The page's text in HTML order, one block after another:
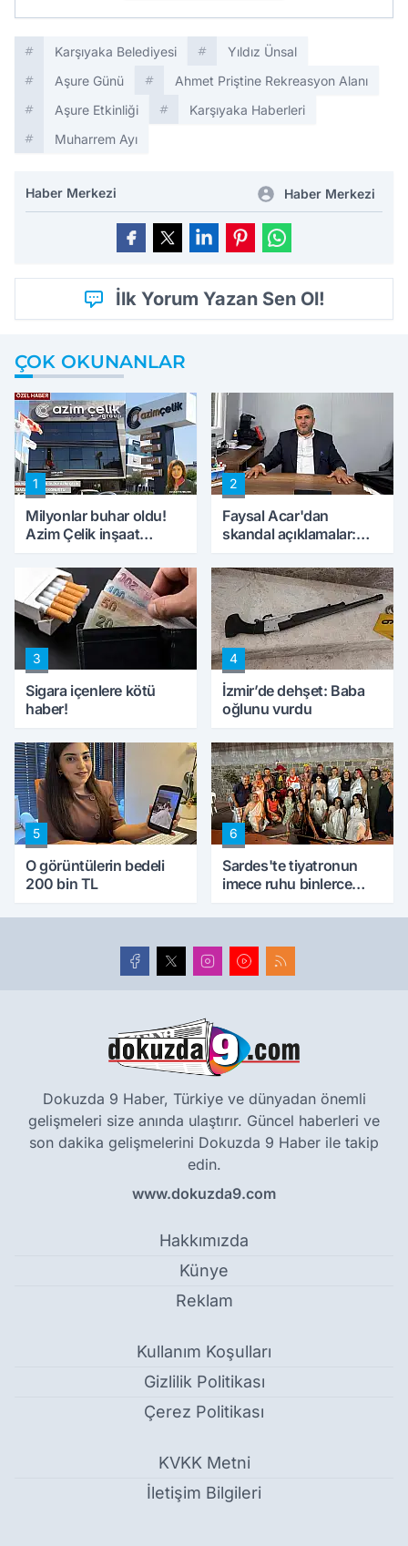
Karşıyaka Belediyesi
Yıldız Ünsal
Aşure Günü
Ahmet Priştine Rekreasyon Alanı
Aşure Etkinliği
Karşıyaka Haberleri
Muharrem Ayı
Haber Merkezi Haber Merkezi
İlk Yorum Yazan Sen Ol!
ÇOK OKUNANLAR
1
Milyonlar buhar oldu!
Azim Çelik inşaat
konuştu
2
Faysal Acar'dan
skandal açıklamalar:
peynircilerimizi de
kıskaca aldı, müdahale
ettik'
3
Sigara içenlere kötü
haber!
4
İzmir’de dehşet: Baba
oğlunu vurdu
5
O görüntülerin bedeli
200 bin TL
6
Sardes'te tiyatronun
imece ruhu binlerce
Dokuzda 9 Haber, Türkiye ve dünyadan önemli
gelişmeleri size anında ulaştırır. Güncel haberleri ve
son dakika gelişmelerini Dokuzda 9 Haber ile takip
edin.
www.dokuzda9.com
Hakkımızda
Künye
Reklam
Kullanım Koşulları
Gizlilik Politikası
Çerez Politikası
KVKK Metni
İletişim Bilgileri